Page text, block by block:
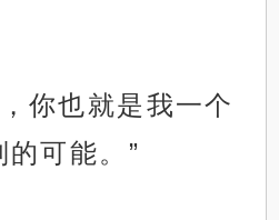
你也就是我一个
的可能。”